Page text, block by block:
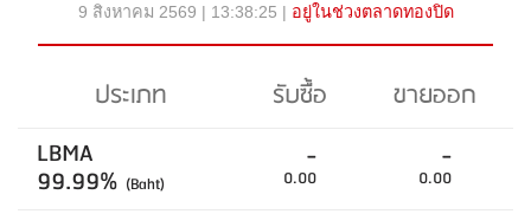
9 สิงหาคม 2569 | 13:38:25 | อยู่ในช่วงตลาดทองปิด
ประเภท รับซื้อ
ขายออก
LBMA
99.99% (Baht)
-
0.00
-
0.00